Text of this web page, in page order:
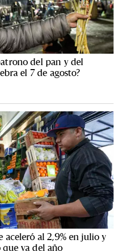
del pan y del
el 7 de agosto?
aceleró al 2,9% en julio y
que va del año